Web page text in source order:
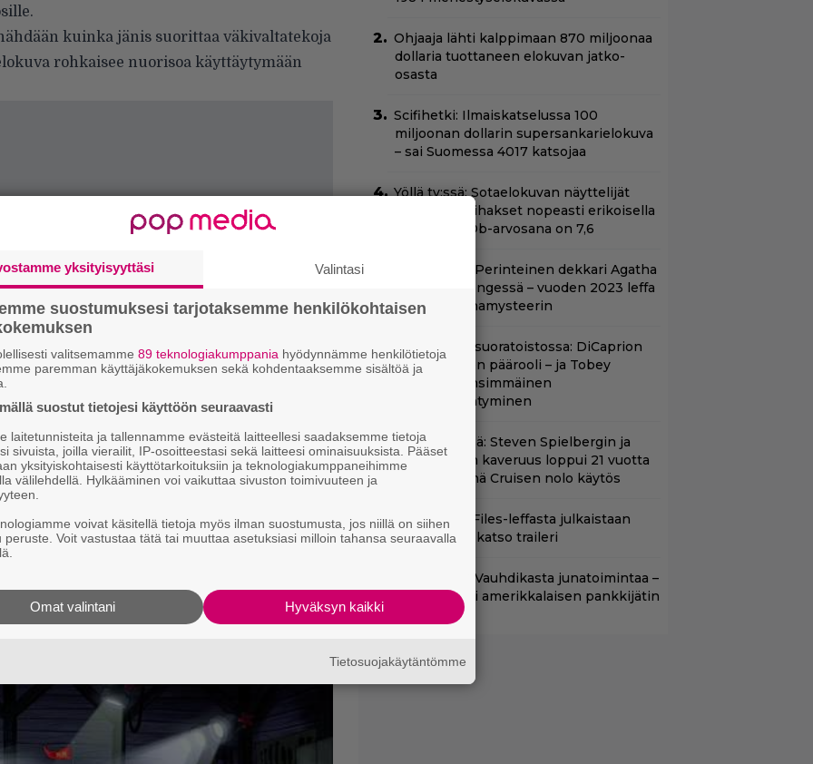
kuinka jänis suorittaa väkivaltatekoja
rohkaisee nuorisoa käyttäytymään
paranormaaliin, okkultismiin ja
lasten kasvamista tällaisilta
lapsia, eikä niiden pidä lähettää
lapsia käyttäytymään epänormaalisti,
Ohjaaja lähti kalppimaan 870 miljoonaa
dollaria tuottaneen elokuvan jatko-
osasta
Scifihetki: Ilmaiskatselussa 100
miljoonan dollarin supersankarielokuva
– sai Suomessa 4017 katsojaa
Yöllä tv:ssä: Sotaelokuvan näyttelijät
kasvattivat lihakset nopeasti erikoisella
kikalla – IMDb-arvosana on 7,6
Illalla tv:ssä: Perinteinen dekkari Agatha
Christien hengessä – vuoden 2023 leffa
tarjoaa murhamysteerin
Huippuleffa suoratoistossa: DiCaprion
ensimmäinen päärooli – ja Tobey
Maguiren ensimmäinen
elokuvaesiintyminen
Tänään tv:ssä: Steven Spielbergin ja
Tom Cruisen kaveruus loppui 21 vuotta
sitten – Syynä Cruisen nolo käytös
Vanhasta X-Files-leffasta julkaistaan
K18-versio – katso traileri
Illalla tv:ssä: Vauhdikasta junatoimintaa –
leffa suututti amerikkalaisen pankkijätin
yksityisyyttäsi Valintasi
suostumuksesi tarjotaksemme henkilökohtaisen
valitsemamme 89 teknologiakumppania hyödynnämme henkilötietoja
paremman käyttäjäkokemuksen sekä kohdentaaksemme sisältöä ja
suostut tietojesi käyttöön seuraavasti
laitetunnisteita ja tallennamme evästeitä laitteellesi saadaksemme tietoja
sivuista, joilla vierailit, IP-osoitteestasi sekä laitteesi ominaisuuksista. Pääset
yksityiskohtaisesti käyttötarkoituksiin ja teknologiakumppaneihimme
välilehdellä. Hylkääminen voi vaikuttaa sivuston toimivuuteen ja
voivat käsitellä tietoja myös ilman suostumusta, jos niillä on siihen
peruste. Voit vastustaa tätä tai muuttaa asetuksiasi milloin tahansa seuraavalla
Hyväksyn kaikki
Omat valintani
Tietosuojakäytäntömme